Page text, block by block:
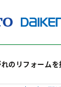
のリフォームを